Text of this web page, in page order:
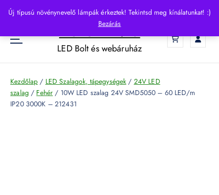
Új típusú növénynevelő lámpák érkeztek! Tekintsd meg kínálatunkat! :)
Bezárás
p
o
HelloLED.hu
LED Bolt és webáruház
Kezdőlap / LED Szalagok, tápegységek / 24V LED
szalag / Fehér / 10W LED szalag 24V SMD5050 – 60 LED/m
IP20 3000K – 212431